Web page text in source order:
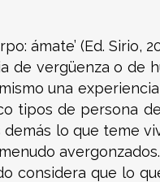
ámate’ (Ed. Sirio,
de vergüenza o de
una
tipos de persona
lo que teme
avergonzados.
considera que lo